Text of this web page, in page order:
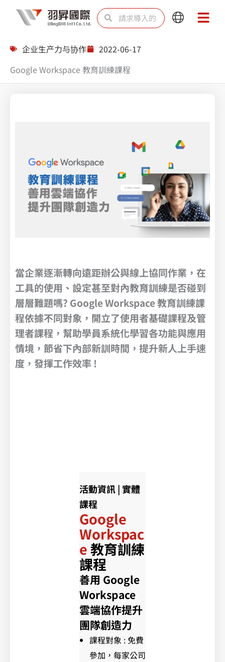
SearchSearch
Main
Main
企业生产力与协作
2022-06-17
Google Workspace 教育訓練課程
當企業逐漸轉向遠距辦公與線上協同作業，在
工具的使用、設定甚至對內教育訓練是否碰到
層層難題嗎? Google Workspace 教育訓練課
程依據不同對象，開立了使用者基礎課程及管
理者課程，幫助學員系統化學習各功能與應用
情境，節省下內部新訓時間，提升新人上手速
度，發揮工作效率 !
活動資訊 | 實體
課程
Google
Workspac
e教育訓練
課程
善用 Google
Workspace
雲端協作提升
團隊創造力
課程對象 : 免費
參加，每家公司